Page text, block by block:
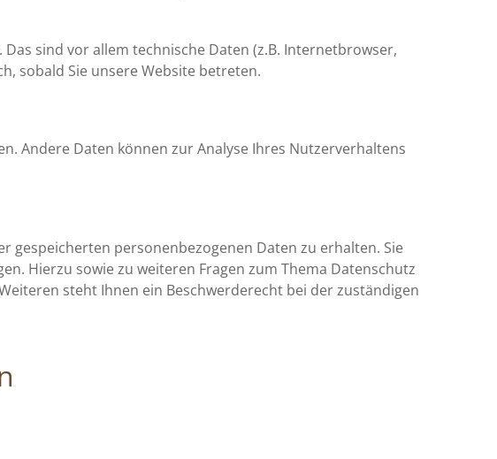
sind vor allem technische Daten (z.B. Internetbrowser,
sobald Sie unsere Website betreten.
Andere Daten können zur Analyse Ihres Nutzerverhaltens
gespeicherten personenbezogenen Daten zu erhalten. Sie
Hierzu sowie zu weiteren Fragen zum Thema Datenschutz
steht Ihnen ein Beschwerderecht bei der zuständigen